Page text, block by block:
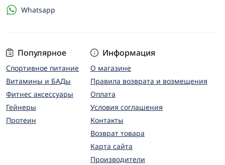
Популярное
Спортивное питание
Витамины и БАДы
Фитнес аксессуары
Гейнеры
Протеин
Информация
О магазине
Правила возврата и возмещения
Оплата
Условия соглашения
Контакты
Возврат товара
Карта сайта
Производители
Whatsapp